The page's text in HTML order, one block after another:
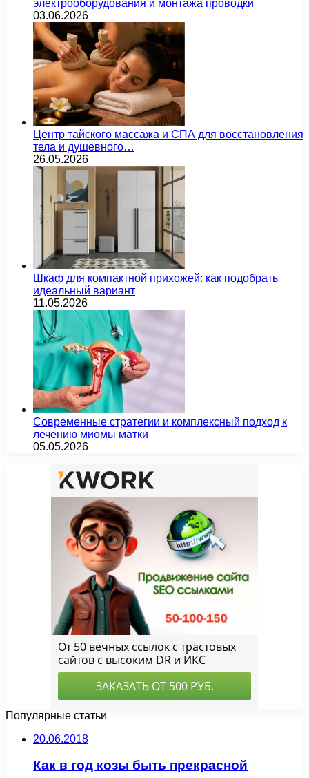
электрооборудования и монтажа проводки
03.06.2026
Центр тайского массажа и СПА для восстановления
тела и душевного…
26.05.2026
Шкаф для компактной прихожей: как подобрать
идеальный вариант
11.05.2026
Современные стратегии и комплексный подход к
лечению миомы матки
05.05.2026
Популярные статьи
20.06.2018
Как в год козы быть прекрасной